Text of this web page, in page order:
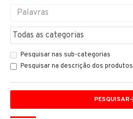
Pesquisar nas sub-categorias
Pesquisar na descrição dos produtos
PESQUISAR